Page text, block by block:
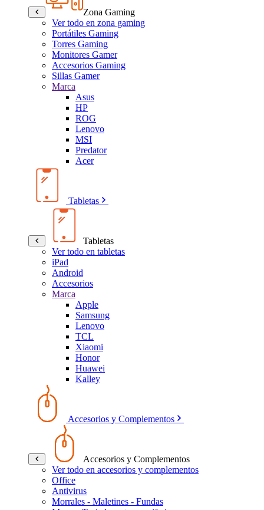
Zona Gaming
Ver todo en zona gaming
Portátiles Gaming
Torres Gaming
Monitores Gamer
Accesorios Gaming
Sillas Gamer
Marca
Asus
HP
ROG
Lenovo
MSI
Predator
Acer
Tabletas
Tabletas
Ver todo en tabletas
iPad
Android
Accesorios
Marca
Apple
Samsung
Lenovo
TCL
Xiaomi
Honor
Huawei
Kalley
Accesorios y Complementos
Accesorios y Complementos
Ver todo en accesorios y complementos
Office
Antivirus
Morrales - Maletines - Fundas